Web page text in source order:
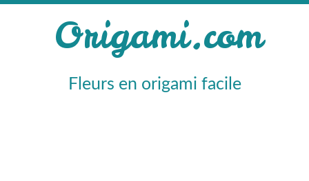
Fleurs en origami facile
Origami.com